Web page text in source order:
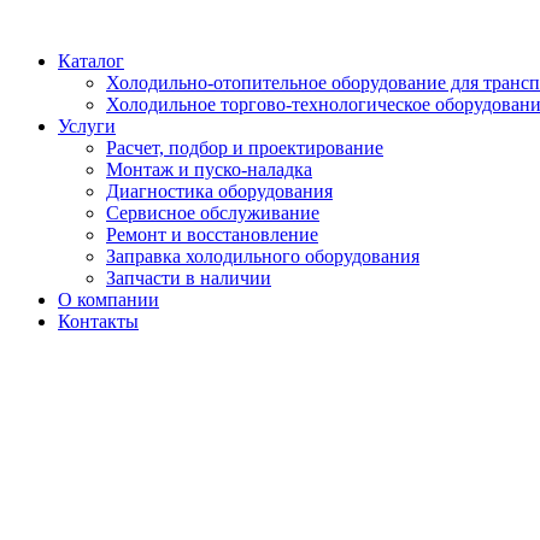
содержимому
Каталог
Холодильно-отопительное оборудование для
Холодильное торгово-технологическое
Услуги
Расчет, подбор и проектирование
Монтаж и пуско-наладка
Диагностика оборудования
Сервисное обслуживание
Ремонт и восстановление
Заправка холодильного оборудования
Запчасти в наличии
О компании
Контакты